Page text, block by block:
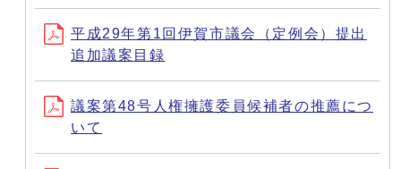
平成29年第1回伊賀市議会（定例会）提出
追加議案目録
議案第48号人権擁護委員候補者の推薦につ
いて